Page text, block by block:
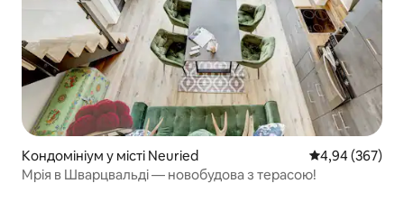
Кондомініум у місті Neuried Середня
4,94 (367)
Мрія в Шварцвальді — новобудова з терасою!